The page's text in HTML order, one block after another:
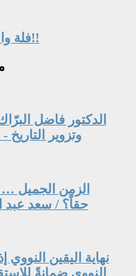
فلة والأقزام الثمانية!!
الدكتور فاضل
وتزوير التاريخ
الزمن الجميل
حقاً؟ / سعد عبد
نهاية اليقين النووي
النووي ضمانةً